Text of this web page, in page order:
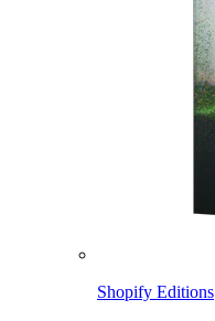
Shopify Editions